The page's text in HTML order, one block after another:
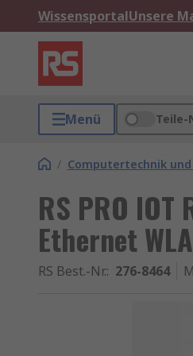
WissensportalUnsere
Menü Teile-
/ Computertechnik
RS PRO
Ethernet
RS Best.-Nr.: 276-8464